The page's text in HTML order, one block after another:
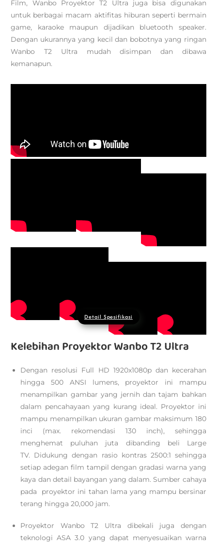
Film, Wanbo Proyektor T2 Ultra juga bisa digunakan
untuk berbagai macam aktifitas hiburan seperti bermain
game, karaoke maupun dijadikan bluetooth speaker.
Dengan ukurannya yang kecil dan bobotnya yang ringan
Wanbo T2 Ultra mudah disimpan dan dibawa
kemanapun.
Detail Spesifikasi
Kelebihan Proyektor Wanbo T2 Ultra
Dengan resolusi Full HD 1920x1080p dan kecerahan
hingga 500 ANSI lumens, proyektor ini mampu
menampilkan gambar yang jernih dan tajam bahkan
dalam pencahayaan yang kurang ideal. Proyektor ini
mampu menampilkan ukuran gambar maksimum 180
inci (max. rekomendasi 130 inch), sehingga
menghemat puluhan juta dibanding beli Large
TV. Didukung dengan rasio kontras 2500:1 sehingga
setiap adegan film tampil dengan gradasi warna yang
kaya dan detail bayangan yang dalam. Sumber cahaya
pada proyektor ini tahan lama yang mampu bersinar
terang hingga 20,000 jam.
Proyektor Wanbo T2 Ultra dibekali juga dengan
teknologi ASA 3.0 yang dapat menyesuaikan warna